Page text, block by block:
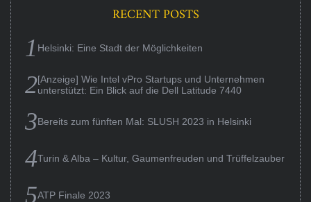
RECENT POSTS
Helsinki: Eine Stadt der Möglichkeiten
[Anzeige] Wie Intel vPro Startups und Unternehmen
unterstützt: Ein Blick auf die Dell Latitude 7440
Bereits zum fünften Mal: SLUSH 2023 in Helsinki
Turin & Alba – Kultur, Gaumenfreuden und Trüffelzauber
ATP Finale 2023